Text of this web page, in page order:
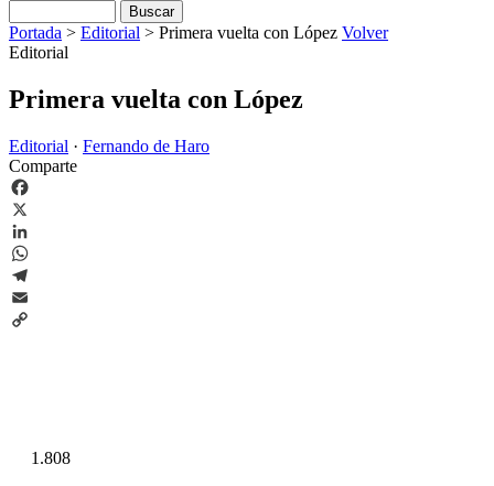
Portada > Editorial > Primera vuelta con López Volver
Editorial
Primera vuelta con López
Editorial · Fernando de Haro
Comparte
Facebook
X
LinkedIn
WhatsApp
Telegram
Email
1.808